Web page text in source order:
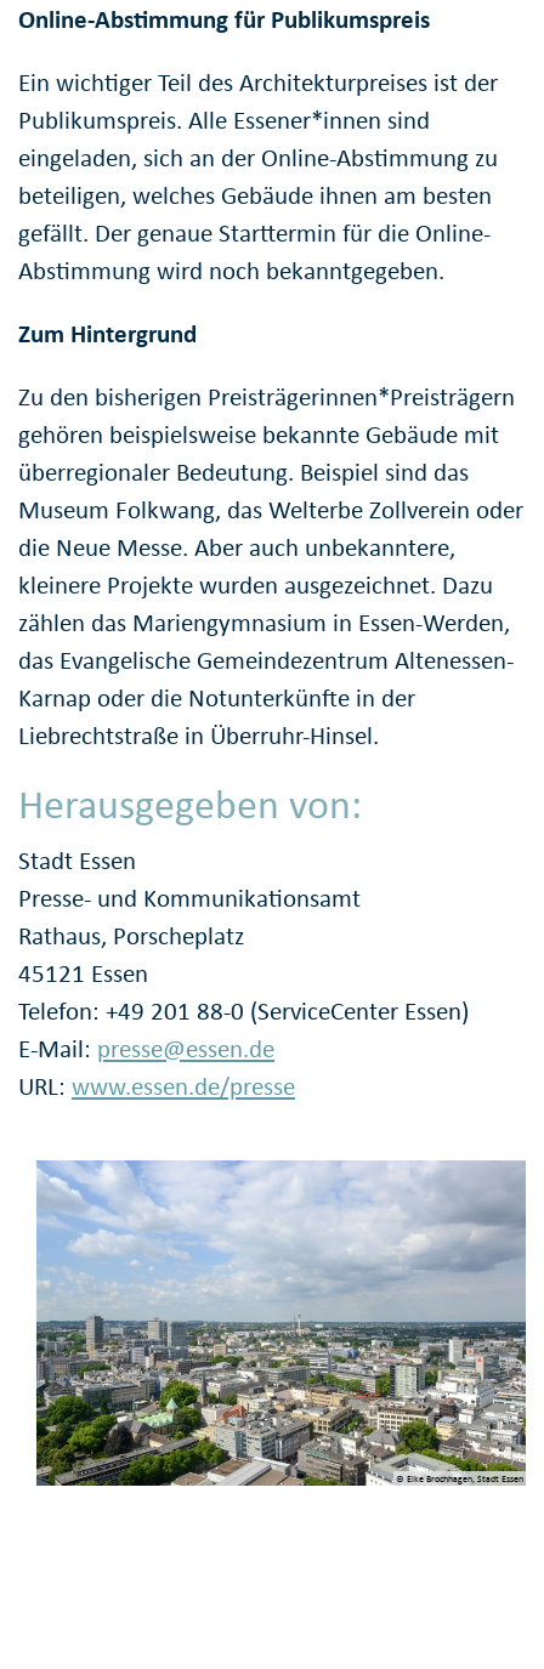
Online-Abstimmung für Publikumspreis
Ein wichtiger Teil des Architekturpreises ist der
Publikumspreis. Alle Essener*innen sind
eingeladen, sich an der Online-Abstimmung zu
beteiligen, welches Gebäude ihnen am besten
gefällt. Der genaue Starttermin für die Online-
Abstimmung wird noch bekanntgegeben.
Zum Hintergrund
Zu den bisherigen Preisträgerinnen*Preisträgern
gehören beispielsweise bekannte Gebäude mit
überregionaler Bedeutung. Beispiel sind das
Museum Folkwang, das Welterbe Zollverein oder
die Neue Messe. Aber auch unbekanntere,
kleinere Projekte wurden ausgezeichnet. Dazu
zählen das Mariengymnasium in Essen-Werden,
das Evangelische Gemeindezentrum Altenessen-
Karnap oder die Notunterkünfte in der
Liebrechtstraße in Überruhr-Hinsel.
Herausgegeben von:
Stadt Essen
Presse- und Kommunikationsamt
Rathaus, Porscheplatz
45121 Essen
Telefon: +49 201 88-0 (ServiceCenter Essen)
E-Mail: presse@essen.de
URL: www.essen.de/presse
© Elke Brochhagen, Stadt Essen